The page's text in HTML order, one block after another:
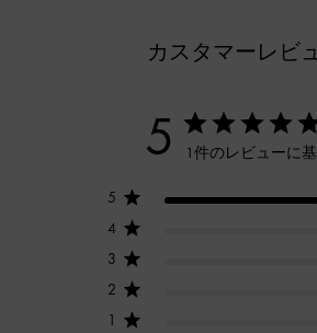
カスタマーレビ
5 1件のレビューに基
5
4
3
2
1